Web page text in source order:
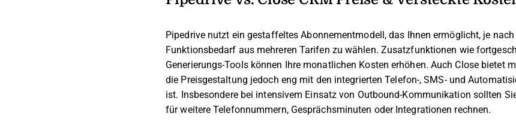
Pipedrive nutzt ein gestaffeltes Abonnementmodell, das Ihnen ermöglicht, je
Funktionsbedarf aus mehreren Tarifen zu wählen. Zusatzfunktionen wie
Generierungs-Tools können Ihre monatlichen Kosten erhöhen. Auch Close bietet
die Preisgestaltung jedoch eng mit den integrierten Telefon-, SMS- und
ist. Insbesondere bei intensivem Einsatz von Outbound-Kommunikation sollten
für weitere Telefonnummern, Gesprächsminuten oder Integrationen rechnen.